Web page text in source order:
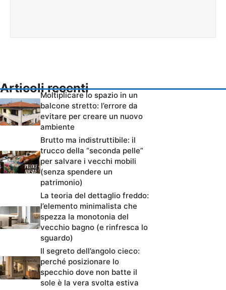
Articoli recenti
Moltiplicare lo spazio in un
balcone stretto: l’errore da
evitare per creare un nuovo
ambiente
Brutto ma indistruttibile: il
trucco della “seconda pelle”
per salvare i vecchi mobili
(senza spendere un
patrimonio)
La teoria del dettaglio freddo:
l’elemento minimalista che
spezza la monotonia del
vecchio bagno (e rinfresca lo
sguardo)
Il segreto dell’angolo cieco:
perché posizionare lo
specchio dove non batte il
sole è la vera svolta estiva